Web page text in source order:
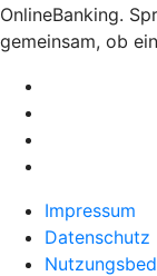
OnlineBanking.
gemeinsam, ob
Impressum
Datenschutz